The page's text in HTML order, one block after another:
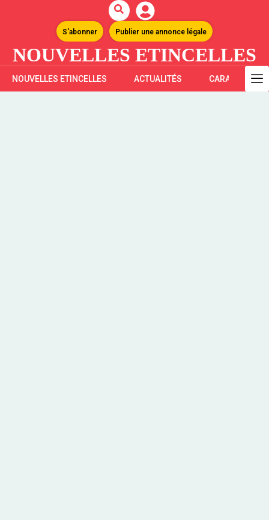
S'abonner Publier une annonce légale
NOUVELLES ETINCELLES
NOUVELLES ETINCELLES ACTUALITÉS CARAÏBES